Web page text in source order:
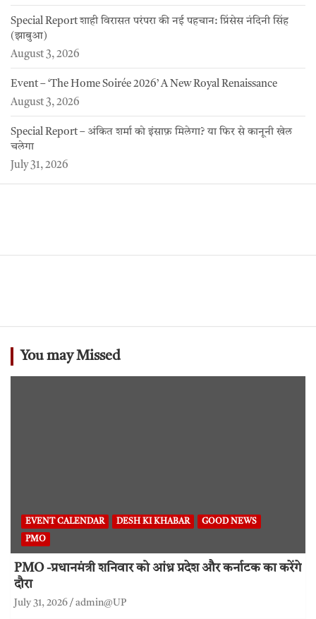
Special Report शाही विरासत परंपरा की नई पहचान: प्रिंसेस नंदिनी सिंह
(झाबुआ)
August 3, 2026
Event – ‘The Home Soirée 2026’ A New Royal Renaissance
August 3, 2026
Special Report – अंकित शर्मा को इंसाफ़ मिलेगा? या फिर से कानूनी खेल
चलेगा
July 31, 2026
You may Missed
EVENT CALENDAR DESH KI KHABAR GOOD NEWS
PMO
PMO -प्रधानमंत्री शनिवार को आंध्र प्रदेश और कर्नाटक का करेंगे
दौरा
July 31, 2026 admin@UP